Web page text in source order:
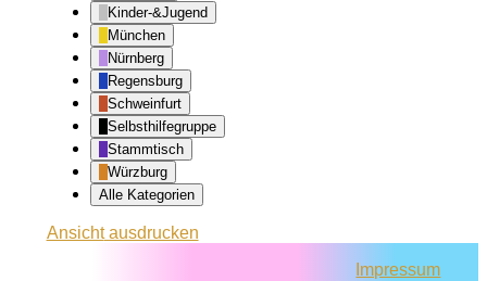
Kinder-&Jugend
München
Nürnberg
Regensburg
Schweinfurt
Selbsthilfegruppe
Stammtisch
Würzburg
Alle Kategorien
Ansichtausdrucken
Impressum